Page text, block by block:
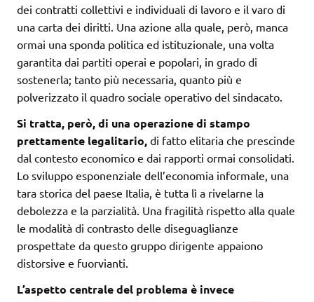
dei contratti collettivi e individuali di lavoro e il varo di
una carta dei diritti. Una azione alla quale, però, manca
ormai una sponda politica ed istituzionale, una volta
garantita dai partiti operai e popolari, in grado di
sostenerla; tanto più necessaria, quanto più e
polverizzato il quadro sociale operativo del sindacato.
Si tratta, però, di una operazione di stampo
prettamente legalitario, di fatto elitaria che prescinde
dal contesto economico e dai rapporti ormai consolidati.
Lo sviluppo esponenziale dell’economia informale, una
tara storica del paese Italia, è tutta lì a rivelarne la
debolezza e la parzialità. Una fragilità rispetto alla quale
le modalità di contrasto delle diseguaglianze
prospettate da questo gruppo dirigente appaiono
distorsive e fuorvianti.
L’aspetto centrale del problema è invece